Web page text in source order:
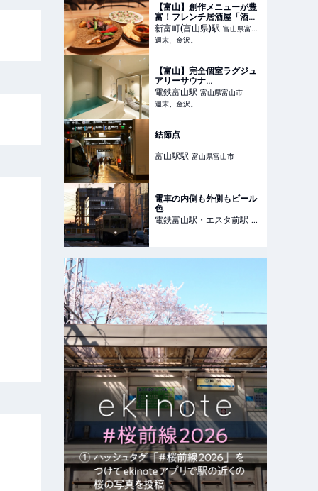
【富山】創作メニューが豊
富！フレンチ居酒屋「酒場
ルージュ」が富山駅から徒
歩5分の場所にオープン！
【NEW OPEN】 - 週末、金
新富町(富山県)駅 富山県富山
市
週末、金沢。
【富山】完全個室ラグジュ
アリーサウナ
「IMMERSIVE SAUNA -
i3U7（アイサウナ）」。富
山駅前で極上サウナを体験
沢。
電鉄富山駅 富山県富山市
週末、金沢。
結節点
富山駅駅 富山県富山市
電車の内側も外側もビール
色
電鉄富山駅・エスタ前駅 富